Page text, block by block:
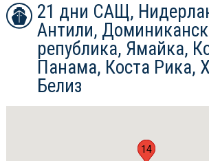
21 дни САЩ,
Антили,
република, Ямайка,
Панама, Коста Рика,
Белиз
1
7
14